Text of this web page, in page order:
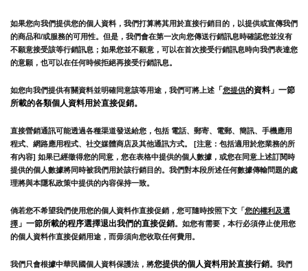
如果您向我們提供您的個人資料，我們打算將其用於直接行銷目的，以提供或宣傳我們
的商品和/或服務的可用性。但是，我們會在第一次向您傳送行銷訊息時確認您並沒有
不願意接受該等行銷訊息；如果您並不願意，可以在首次接受行銷訊息時向我們表達您
的意願，也可以在任何時候拒絕再接受行銷訊息。
如您向我們提供有關資料並明確同意該等用途，我們可將上述 「 您提供的資料」一節
所載的各類個人資料用於直接促銷。
直接營銷通訊可能透過各種渠道發送給您，包括 電話、郵寄、電郵、簡訊、手機應用
程式、網路應用程式、社交媒體商店及其他通訊方式。 [注意：包括適用於您業務的所
有內容] 如果已經徵得您的同意，您在表格中提供的個人數據，或您在同意上述訂閱時
提供的個人數據將同時被我們用於該行銷目的。我們對本段所述任何數據傳輸問題的處
理將與本隱私政策中提供的內容保持一致。
倘若您不希望我們使用您的個人資料作直接促銷，您可隨時按照下文「您的權利及選
擇 」一節所載的程序選擇退出我們的直接促銷。如您有需要，本行必須停止使用您
的個人資料作直接促銷用途，而毋須向您收取任何費用。
我們只會根據中華民國個人資料保護法，將您提供的個人資料用於直接行銷。我們